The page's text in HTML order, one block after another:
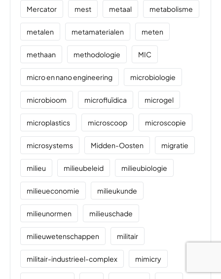
Mercator mest metaal metabolisme
metalen metamaterialen meten
methaan methodologie MIC
micro en nano engineering microbiologie
microbioom microfluïdica microgel
microplastics microscoop microscopie
microsystems Midden-Oosten migratie
milieu milieubeleid milieubiologie
milieueconomie milieukunde
milieunormen milieuschade
milieuwetenschappen militair
militair-industrieel-complex mimicry